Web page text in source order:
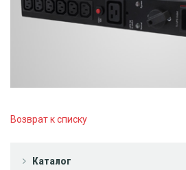
Каталог
Возврат к списку